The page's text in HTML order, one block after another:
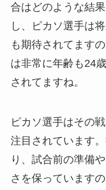
合はどのような結
し、ピカソ選手は
も期待されてます
は非常に年齢も24
されてますね。
ピカソ選手はその
注目されています
り、試合前の準備
さを保っています